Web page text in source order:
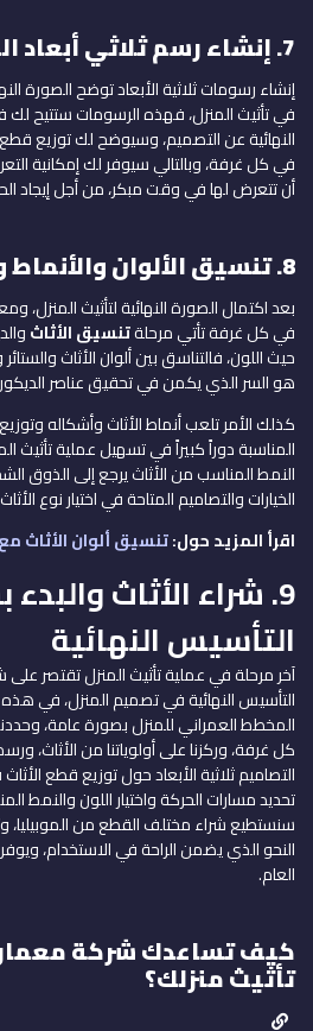
7. إنشاء رسم ثلاثي أبعاد المخطط النهائي
إنشاء رسومات ثلاثية الأبعاد توضح الصورة
في تأثيث المنزل، فهذه الرسومات ستتيح
النهائية عن التصميم، وسيوضح لك توزيع قطع
في كل غرفة، وبالتالي سيوفر لك إمكانية
أن تتعرض لها في وقت مبكر، من أجل إيجاد
8. تنسيق الألوان والأنماط وتوزيع الإضاءة
بعد اكتمال الصورة النهائية لتأثيث المنزل،
في كل غرفة تأتي مرحلةتنسيق الأثاث
حيث اللون، فالتناسق بين ألوان الأثاث
هو السر الذي يكمن في تحقيق عناصر
كذلك الأمر تلعب أنماط الأثاث وأشكاله
المناسبة دوراً كبيراً في تسهيل عملية تأثيث
النمط المناسب من الأثاث يرجع إلى الذوق
الخيارات والتصاميم المتاحة في اختيار نوع
اقرأ المزيد حول:تنسيق ألوان الأثاث
9. شراء الأثاث
التأسيس النهائية
آخر مرحلة في عملية تأثيث المنزل تقتصر على
التأسيس النهائية في تصميم المنزل، في
المخطط العمراني للمنزل بصورة عامة،
كل غرفة، وركزنا على أولوياتنا من الأثاث،
التصاميم ثلاثية الأبعاد حول توزيع قطع
تحديد مسارات الحركة واختيار اللون والنمط
سنستطيع شراء مختلف القطع من الموبيليا، و
النحو الذي يضمن الراحة في الاستخدام،
العام.
كيف تساعدك شركة
تأثيث منزلك؟